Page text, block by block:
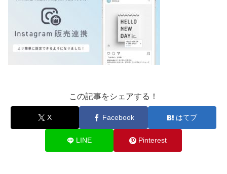
この記事をシェアする！
X Facebook はてブ
LINE Pinterest